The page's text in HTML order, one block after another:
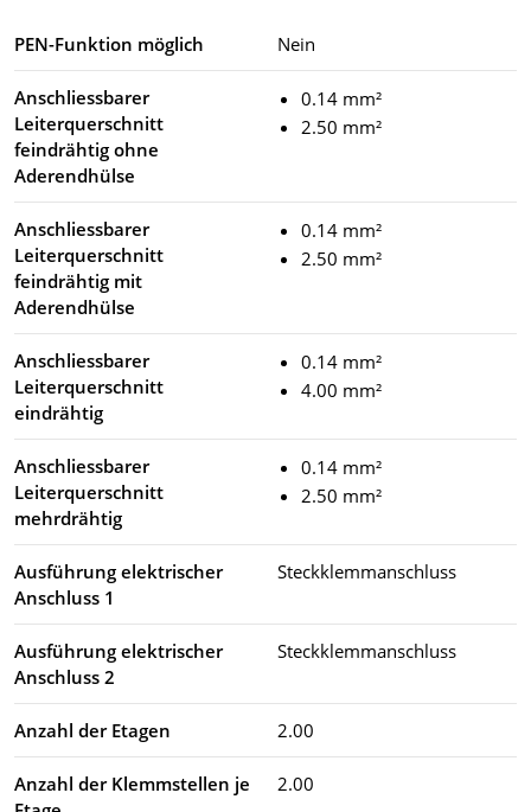
PEN-Funktion möglich Nein
Anschliessbarer
Leiterquerschnitt
feindrähtig ohne
Aderendhülse
0.14 mm²
2.50 mm²
Anschliessbarer
Leiterquerschnitt
feindrähtig mit
Aderendhülse
0.14 mm²
2.50 mm²
Anschliessbarer
Leiterquerschnitt
eindrähtig
0.14 mm²
4.00 mm²
Anschliessbarer
Leiterquerschnitt
mehrdrähtig
0.14 mm²
2.50 mm²
Ausführung elektrischer
Anschluss 1
Steckklemmanschluss
Ausführung elektrischer
Anschluss 2
Steckklemmanschluss
Anzahl der Etagen 2.00
Anzahl der Klemmstellen je
2.00